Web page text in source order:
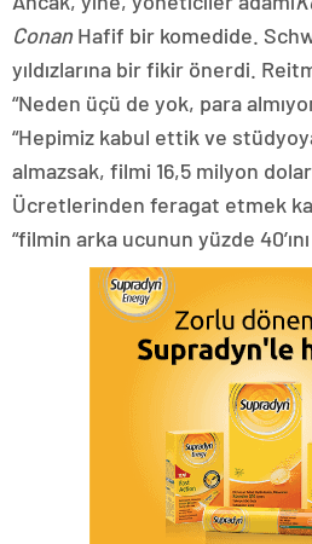
Conan Hafif bir komedide.
yıldızlarına bir fikir önerdi.
“Neden üçü de yok, para
“Hepimiz kabul ettik ve
almazsak, filmi 16,5 milyon
Ücretlerinden feragat etmek
“filmin arka ucunun yüzde 40’ını